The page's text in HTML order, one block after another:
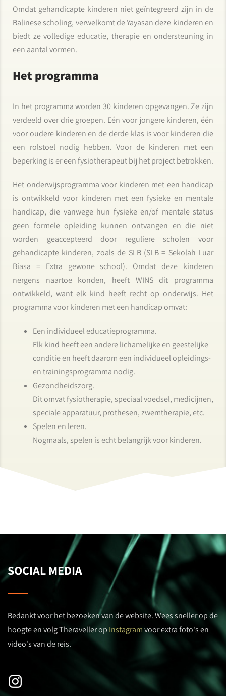
Omdat gehandicapte kinderen niet geïntegreerd zijn in de
Balinese scholing, verwelkomt de Yayasan deze kinderen en
biedt ze volledige educatie, therapie en ondersteuning in
een aantal vormen.
Het programma
In het programma worden 30 kinderen opgevangen. Ze zijn
verdeeld over drie groepen. Eén voor jongere kinderen, één
voor oudere kinderen en de derde klas is voor kinderen die
een rolstoel nodig hebben. Voor de kinderen met een
beperking is er een fysiotherapeut bij het project betrokken.
Het onderwijsprogramma voor kinderen met een handicap
is ontwikkeld voor kinderen met een fysieke en mentale
handicap, die vanwege hun fysieke en/of mentale status
geen formele opleiding kunnen ontvangen en die niet
worden geaccepteerd door reguliere scholen voor
gehandicapte kinderen, zoals de SLB (SLB = Sekolah Luar
Biasa = Extra gewone school). Omdat deze kinderen
nergens naartoe konden, heeft WINS dit programma
ontwikkeld, want elk kind heeft recht op onderwijs. Het
programma voor kinderen met een handicap omvat:
Een individueel educatieprogramma.
Elk kind heeft een andere lichamelijke en geestelijke
conditie en heeft daarom een individueel opleidings-
en trainingsprogramma nodig.
Gezondheidszorg.
Dit omvat fysiotherapie, speciaal voedsel, medicijnen,
speciale apparatuur, prothesen, zwemtherapie, etc.
Spelen en leren.
Nogmaals, spelen is echt belangrijk voor kinderen.
SOCIAL MEDIA
Bedankt voor het bezoeken van de website. Wees sneller op de
hoogte en volg Theraveller op Instagramvoor extra foto's en
video's van de reis.